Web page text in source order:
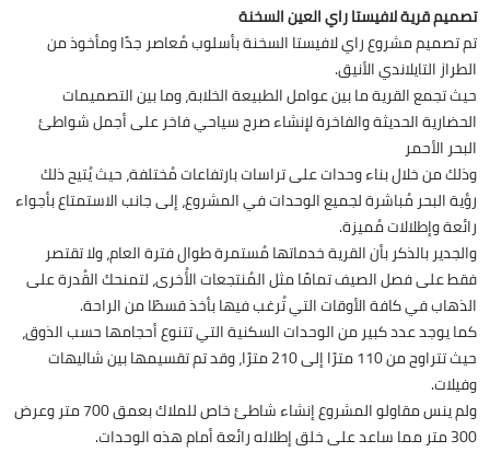
تصميم قرية لافيستا راي العين السخنة
تم تصميم مشروع راي لافيستا السخنة بأسلوب مُعاصر جدًا ومأخوذ من
الطراز التايلاندي الأنيق.
حيث تجمع القرية ما بين عوامل الطبيعة الخلابة، وما بين التصميمات
الحضارية الحديثة والفاخرة لإنشاء صرح سياحي فاخر على أجمل شواطئ
البحر الأحمر
وذلك من خلال بناء وحدات على تراسات بارتفاعات مُختلفة، حيث يُتيح ذلك
رؤية البحر مُباشرة لجميع الوحدات في المشروع، إلى جانب الاستمتاع بأجواء
رائعة وإطلالات مُميزة.
والجدير بالذكر بأن القرية خدماتها مُستمرة طوال فترة العام، ولا تقتصر
فقط على فصل الصيف تمامًا مثل المُنتجعات الأُخرى، لتمنحك القُدرة على
الذهاب في كافة الأوقات التي تُرغب فيها بأخذ قسطًا من الراحة.
كما يوجد عدد كبير من الوحدات السكنية التي تتنوع أحجامها حسب الذوق،
حيث تتراوح من 110 مترًا إلى 210 مترًا، وقد تم تقسيمها بين شاليهات
وفيلات.
ولم ينس مقاولو المشروع إنشاء شاطئ خاص للملاك بعمق 700 متر وعرض
300 متر مما ساعد على خلق إطلاله رائعة أمام هذه الوحدات.